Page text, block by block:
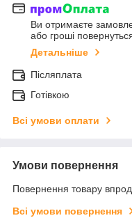
Ви отримаєте
або гроші
Детальніше
Післяплата
Готівкою
Всі умови оплати
Умови повернення
Повернення товару
Всі умови повернення